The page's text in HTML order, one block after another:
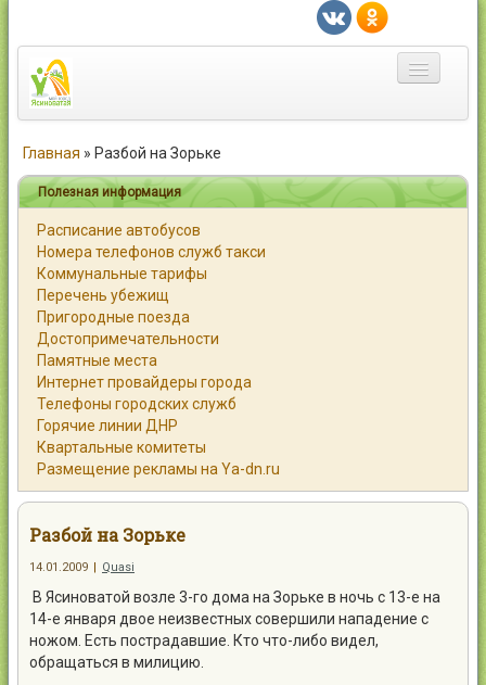
Город
Статьи
Каталог
Справочник
Работа
Объявления
Помощь
Контакты
Главная » Разбой на Зорьке
Полезная информация
Расписание автобусов
Номера телефонов служб такси
Коммунальные тарифы
Перечень убежищ
Пригородные поезда
Достопримечательности
Памятные места
Интернет провайдеры города
Телефоны городских служб
Горячие линии ДНР
Квартальные комитеты
Размещение рекламы на Ya-dn.ru
Разбой на Зорьке
14.01.2009 | Quasi
В Ясиноватой возле 3-го дома на Зорьке в ночь с 13-е на
14-е января двое неизвестных совершили нападение с
ножом. Есть пострадавшие. Кто что-либо видел,
обращаться в милицию.